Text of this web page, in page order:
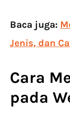
Baca juga:
Jenis, dan
Cara
pada